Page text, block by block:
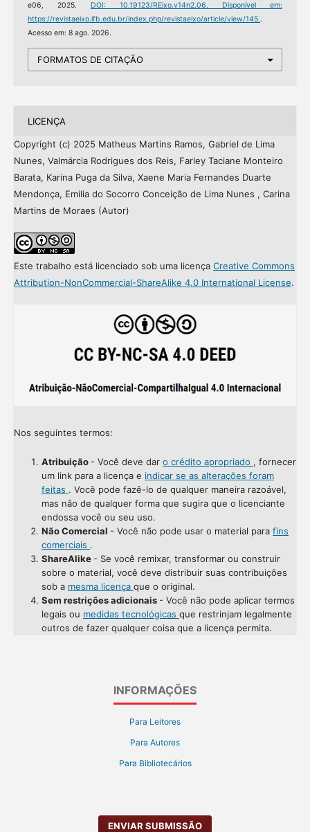
e06, 2025. DOI: 10.19123/REixo.v14n2.06. Disponível em:
https://revistaeixo.ifb.edu.br/index.php/revistaeixo/article/view/145..
Acesso em: 8 ago. 2026.
FORMATOS DE CITAÇÃO
LICENÇA
Copyright (c) 2025 Matheus Martins Ramos, Gabriel de Lima
Nunes, Valmárcia Rodrigues dos Reis, Farley Taciane Monteiro
Barata, Karina Puga da Silva, Xaene Maria Fernandes Duarte
Mendonça, Emilia do Socorro Conceição de Lima Nunes , Carina
Martins de Moraes (Autor)
Este trabalho está licenciado sob uma licença Creative Commons
Attribution-NonCommercial-ShareAlike 4.0 International License.
Nos seguintes termos:
Atribuição - Você deve dar o crédito apropriado , fornecer
um link para a licença e indicar se as alterações foram
feitas . Você pode fazê-lo de qualquer maneira razoável,
mas não de qualquer forma que sugira que o licenciante
endossa você ou seu uso.
Não Comercial - Você não pode usar o material para fins
comerciais .
ShareAlike - Se você remixar, transformar ou construir
sobre o material, você deve distribuir suas contribuições
sob a mesma licença que o original.
Sem restrições adicionais - Você não pode aplicar termos
legais ou medidas tecnológicas que restrinjam legalmente
outros de fazer qualquer coisa que a licença permita.
INFORMAÇÕES
Para Leitores
Para Autores
Para Bibliotecários
ENVIAR SUBMISSÃO